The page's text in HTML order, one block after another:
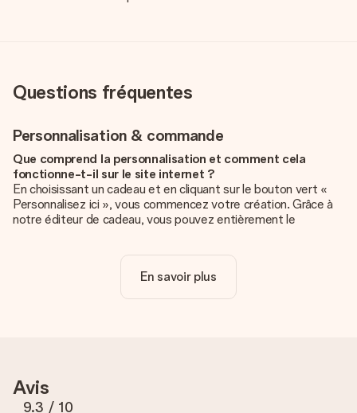
Questions fréquentes
Personnalisation & commande
Que comprend la personnalisation et comment cela
fonctionne-t-il sur le site internet ?
En choisissant un cadeau et en cliquant sur le bouton vert «
Personnalisez ici », vous commencez votre création. Grâce à
notre éditeur de cadeau, vous pouvez entièrement le
unique pour ajouter une touche finale à votre cadeau.
La personnalisation est-elle comprise dans le prix ?
ton cadeau. C'est pourquoi il est important d'utiliser des
photos de haute qualité. Si tu n'es pas sûr de la qualité de ton
En savoir plus
Avis
9.3 / 10